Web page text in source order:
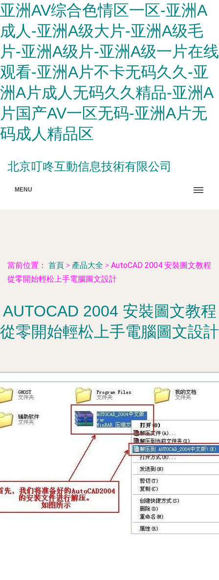
亚洲AV综合色情区一区-亚洲A
成人-亚洲A级大片-亚洲A级毛
片-亚洲A级片-亚洲A级一片在线
观看-亚洲A片不卡无码久久-亚
洲A片成人无码久久精品-亚洲A
片国产AV一区无码-亚洲A片无
码成人精品区
北京叮咚互動信息技術有限公司
MENU
當前位置： 首頁 > 產品大全 > AutoCAD 2004 安裝圖文教程
從零開始輕松上手電腦圖文設計
AUTOCAD 2004 安裝圖文教程
從零開始輕松上手電腦圖文設計